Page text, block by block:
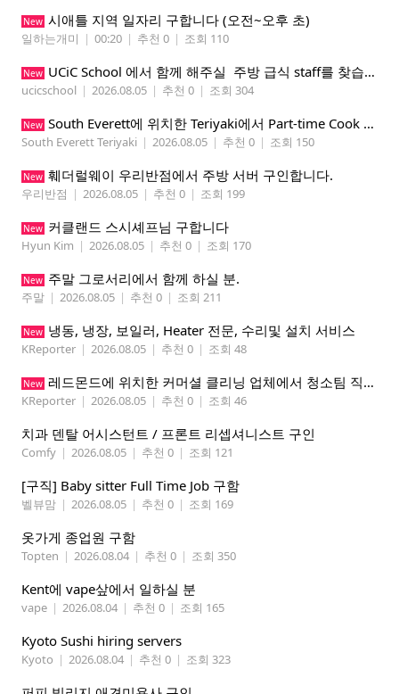
New 시애틀 지역 일자리 구합니다 (오전~오후 초)
일하는개미 | 00:20 | 추천 0 | 조회 110
New UCiC School 에서 함께 해주실 주방 급식 staff를 찾습니다.
ucicschool | 2026.08.05 | 추천 0 | 조회 304
New South Everett에 위치한 Teriyaki에서 Part-time Cook Helper 구합니다. Mon-Sat, 4:00 pm-8:30 pm
South Everett Teriyaki | 2026.08.05 | 추천 0 | 조회 150
New 훼더럴웨이 우리반점에서 주방 서버 구인합니다.
우리반점 | 2026.08.05 | 추천 0 | 조회 199
New 커클랜드 스시셰프님 구합니다
Hyun Kim | 2026.08.05 | 추천 0 | 조회 170
New 주말 그로서리에서 함께 하실 분.
주말 | 2026.08.05 | 추천 0 | 조회 211
New 냉동, 냉장, 보일러, Heater 전문, 수리및 설치 서비스
KReporter | 2026.08.05 | 추천 0 | 조회 48
New 레드몬드에 위치한 커머셜 클리닝 업체에서 청소팀 직원을 모집합니다.
KReporter | 2026.08.05 | 추천 0 | 조회 46
치과 덴탈 어시스턴트 / 프론트 리셉셔니스트 구인
Comfy | 2026.08.05 | 추천 0 | 조회 121
[구직] Baby sitter Full Time Job 구함
벨뷰맘 | 2026.08.05 | 추천 0 | 조회 169
옷가게 종업원 구함
Topten | 2026.08.04 | 추천 0 | 조회 350
Kent에 vape샆에서 일하실 분
vape | 2026.08.04 | 추천 0 | 조회 165
Kyoto Sushi hiring servers
Kyoto | 2026.08.04 | 추천 0 | 조회 323